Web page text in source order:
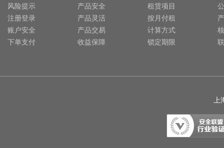
风险提示
注册登录
账户安全
下单支付
产品安全
产品灵活
产品交易
收益保障
租赁项目
按月付租
计算方式
锁定期限